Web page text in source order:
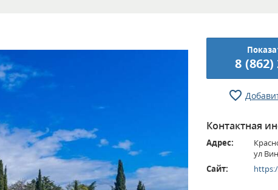
8 (862)
Контактная
Адрес:
ул
Сайт: